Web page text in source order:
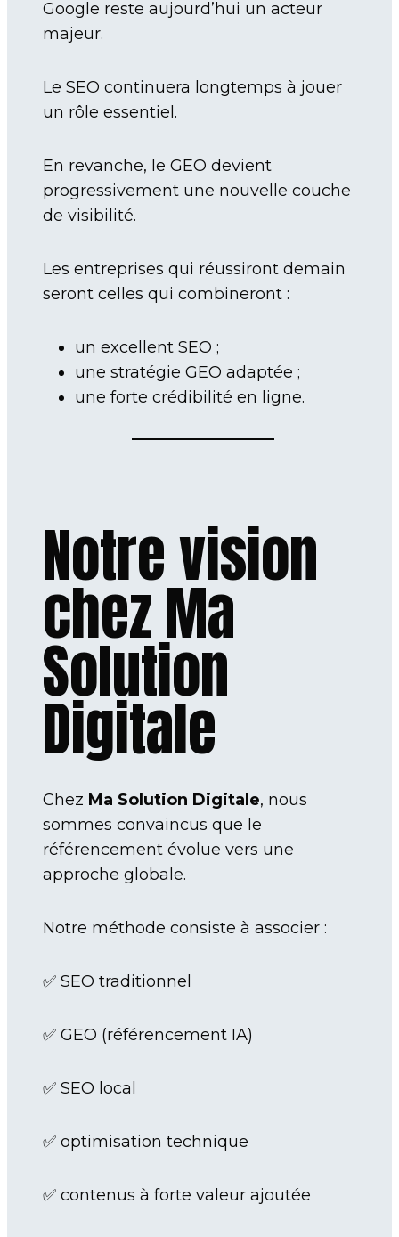
Google reste aujourd’hui un acteur
majeur.
Le SEO continuera longtemps à jouer
un rôle essentiel.
En revanche, le GEO devient
progressivement une nouvelle couche
de visibilité.
Les entreprises qui réussiront demain
seront celles qui combineront :
un excellent SEO ;
une stratégie GEO adaptée ;
une forte crédibilité en ligne.
Notre vision
chez Ma
Solution
Digitale
Chez Ma Solution Digitale, nous
sommes convaincus que le
référencement évolue vers une
approche globale.
Notre méthode consiste à associer :
✅ SEO traditionnel
✅ GEO (référencement IA)
✅ SEO local
✅ optimisation technique
✅ contenus à forte valeur ajoutée